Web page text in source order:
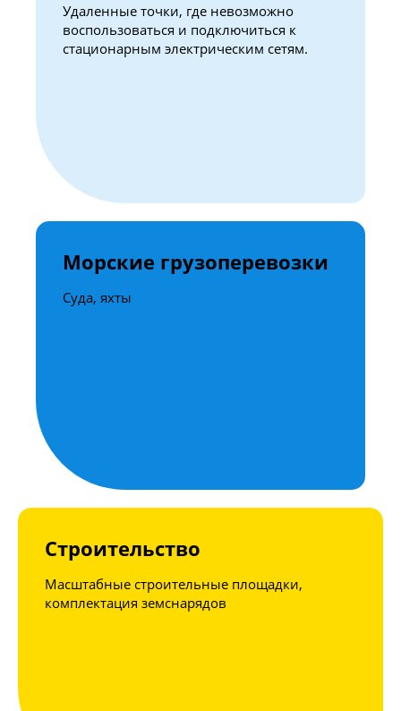
Удаленные точки, где невозможно
воспользоваться и подключиться к
стационарным электрическим сетям.
Морские грузоперевозки
Суда, яхты
Строительство
Масштабные строительные площадки,
комплектация земснарядов